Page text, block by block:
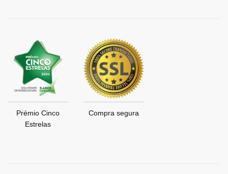
Prémio Cinco
Estrelas
Compra segura